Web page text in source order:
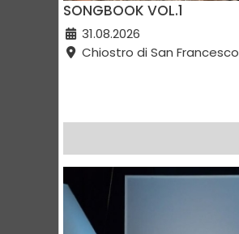
SONGBOOK VOL.1
31.08.2026
Chiostro di San Francesco